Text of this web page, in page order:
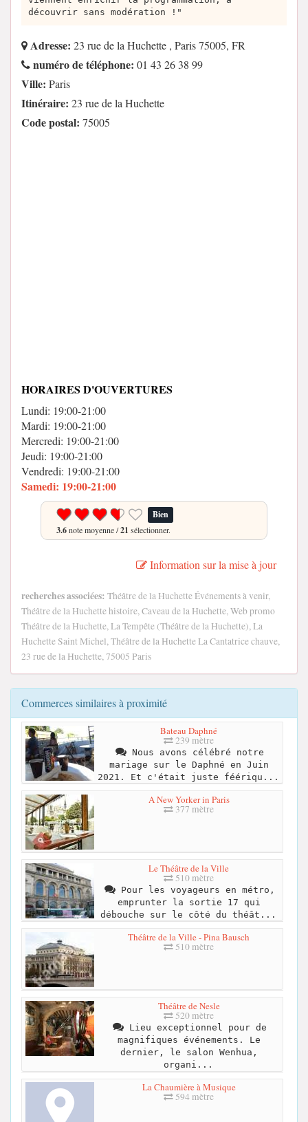
découvrir sans modération !"
Adresse: 23 rue de la Huchette , Paris 75005, FR
numéro de téléphone: 01 43 26 38 99
Ville: Paris
Itinéraire: 23 rue de la Huchette
Code postal: 75005
HORAIRES D'OUVERTURES
Lundi: 19:00-21:00
Mardi: 19:00-21:00
Mercredi: 19:00-21:00
Jeudi: 19:00-21:00
Vendredi: 19:00-21:00
Samedi: 19:00-21:00
Bien
3.6note moyenne /21 sélectionner.
Information sur la mise à jour
recherches associées: Théâtre de la Huchette Événements à venir,
Théâtre de la Huchette histoire, Caveau de la Huchette, Web promo
Théâtre de la Huchette, La Tempête (Théâtre de la Huchette), La
Huchette Saint Michel, Théâtre de la Huchette La Cantatrice chauve,
23 rue de la Huchette, 75005 Paris
Commerces similaires à proximité
Bateau Daphné
239 mètre
Nous avons célébré notre
mariage sur le Daphné en Juin
2021. Et c'était juste féériqu...
A New Yorker in Paris
377 mètre
Le Théâtre de la Ville
510 mètre
Pour les voyageurs en métro,
emprunter la sortie 17 qui
débouche sur le côté du théât...
Théâtre de la Ville - Pina Bausch
510 mètre
Théâtre de Nesle
520 mètre
Lieu exceptionnel pour de
magnifiques événements. Le
dernier, le salon Wenhua,
organi...
La Chaumière à Musique
594 mètre